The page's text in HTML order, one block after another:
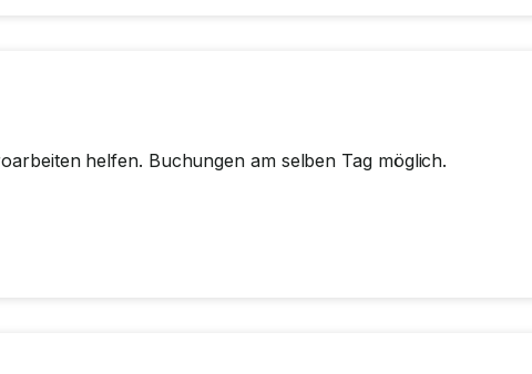
helfen. Buchungen am selben Tag möglich.